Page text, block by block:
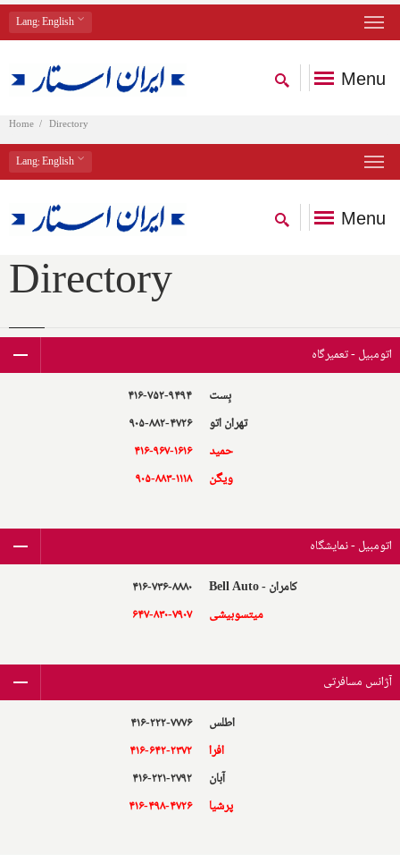
Lang: English
Menu
Home Directory
Lang: English
Menu
Directory
اتومبیل - تعمیرگاه
بِست
۴۱۶-۷۵۲-۹۴۹۴
تهران اتو
۹۰۵-۸۸۲-۴۷۲۶
حمید
۴۱۶-۹۶۷-۱۶۱۶
ویگن
۹۰۵-۸۸۳-۱۱۱۸
اتومبیل - نمایشگاه
کامران - Bell Auto
۴۱۶-۷۳۶-۸۸۸۰
میتسوبیشی
۶۴۷-۸۳۰-۷۹۰۷
آژانس مسافرتی
اطلس
۴۱۶-۲۲۲-۷۷۷۶
افرا
۴۱۶-۶۴۲-۲۳۷۲
آبان
۴۱۶-۲۲۱-۲۷۹۲
پرشیا
۴۱۶-۴۹۸-۴۷۲۶